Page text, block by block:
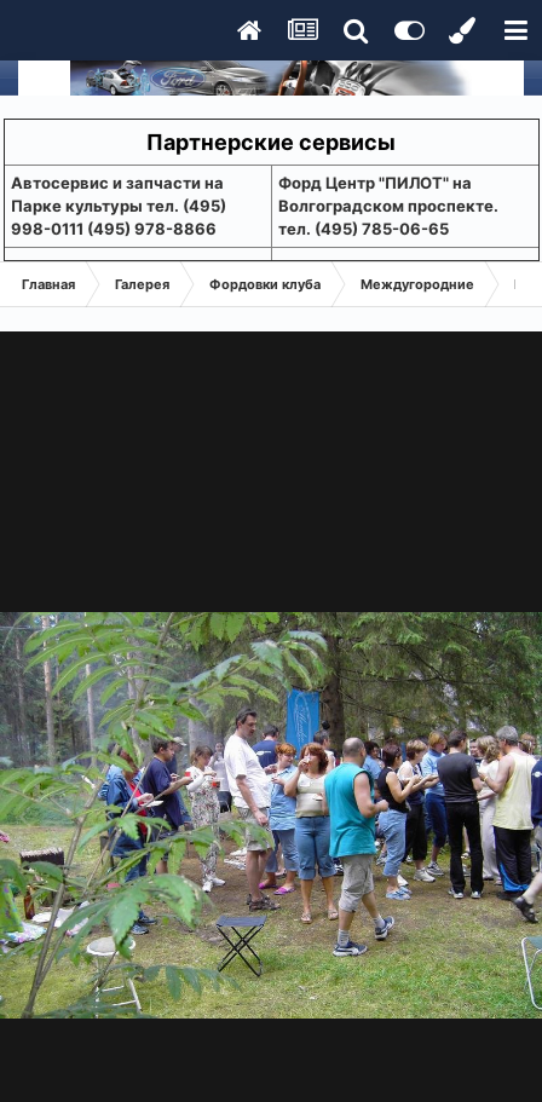
Партнерские сервисы
Aвтосервис и запчасти на
Парке культуры тел. (495)
998-0111 (495) 978-8866
Форд Центр "ПИЛОТ" на
Волгоградском проспекте.
тел. (495) 785-06-65
Главная Галерея Фордовки клуба Междугородние